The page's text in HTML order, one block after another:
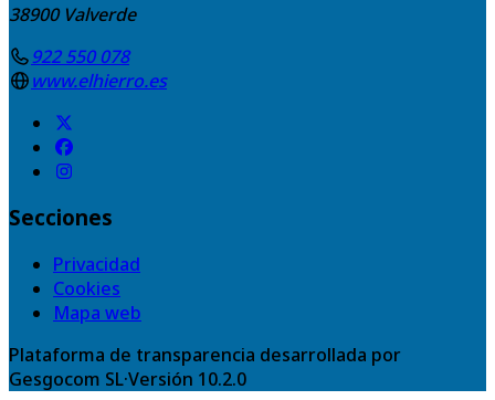
38900 Valverde
922 550 078
www.elhierro.es
Secciones
Privacidad
Cookies
Mapa web
Plataforma de transparencia desarrollada por
Gesgocom SL·Versión 10.2.0